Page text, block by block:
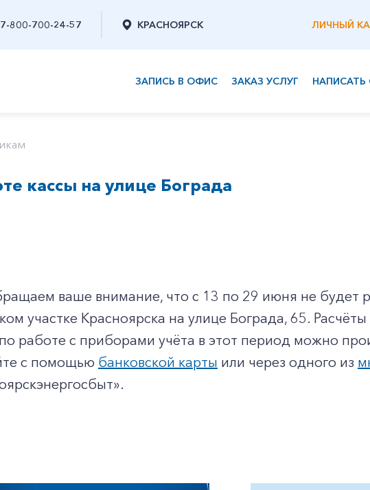
800-700-24-57
обратный звонок
КРАСНОЯРСК ЛИЧНЫЙ
ЗАПИСЬ В ОФИС ЗАКАЗ УСЛУГ
кассы на улице Бограда
ваше внимание, что с 13 по 29 июня не будет
участке Красноярска на улице Бограда, 65.
по работе с приборами учёта в этот период можно
с помощью банковской карты или через одного из